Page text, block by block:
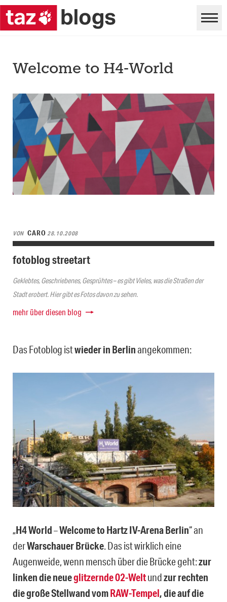
Welcome to H4-World
VON CARO28.10.2008
fotoblog streetart
Geklebtes, Geschriebenes, Gesprühtes – es gibt Vieles, was die Straßen der
Stadt erobert. Hier gibt es Fotos davon zu sehen.
mehr über diesen blog
Das Fotoblog istwieder in Berlinangekommen:
„H4 World–Welcome to Hartz IV-Arena Berlin“ an
derWarschauer Brücke . Das ist wirklich eine
Augenweide, wenn mensch über die Brücke geht:zur
linken die neueglitzernde 02-Weltundzur rechten
die große Stellwand vomRAW-Tempel, die auf die